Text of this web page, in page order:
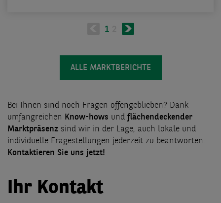
SeitennummerierungAktuelle
1 Page Nächste
Seite
ALLE MARKTBERICHTE
Bei Ihnen sind noch Fragen offengeblieben? Dank
umfangreichen Know-hows und flächendeckender
Marktpräsenz sind wir in der Lage, auch lokale und
individuelle Fragestellungen jederzeit zu beantworten.
Kontaktieren Sie uns jetzt!
Ihr Kontakt